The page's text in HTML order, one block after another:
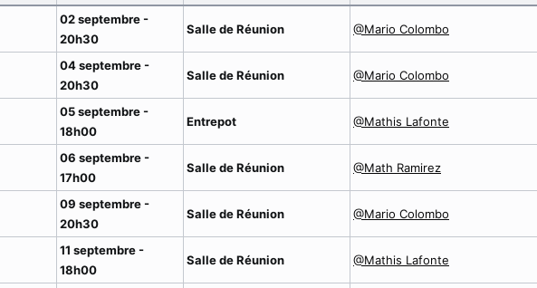
02 septembre -
20h30
Salle de Réunion @Mario Colombo
04 septembre -
20h30
Salle de Réunion @Mario Colombo
05 septembre -
18h00
Entrepot @Mathis Lafonte
06 septembre -
17h00
Salle de Réunion @Math Ramirez
09 septembre -
20h30
Salle de Réunion @Mario Colombo
11 septembre -
18h00
Salle de Réunion @Mathis Lafonte